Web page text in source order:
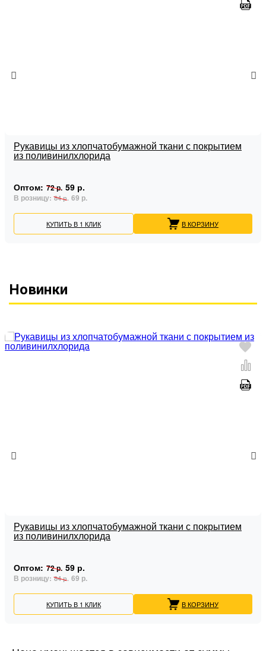
Рукавицы из хлопчатобумажной ткани с покрытием
из поливинилхлорида
Оптом: 72 р. 59 р.
В розницу: 84 р. 69 р.
КУПИТЬ В 1 КЛИК В КОРЗИНУ
Новинки
Рукавицы из хлопчатобумажной ткани с покрытием
из поливинилхлорида
Оптом: 72 р. 59 р.
В розницу: 84 р. 69 р.
КУПИТЬ В 1 КЛИК В КОРЗИНУ